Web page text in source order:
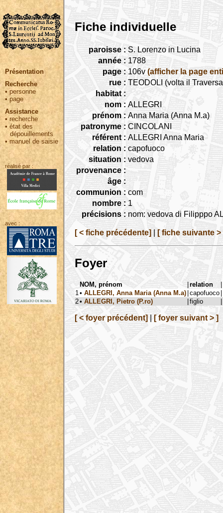
Présentation
Recherche
• personne
•page
Assistance
• recherche
•état des
dépouillements
•manuel de saisie
réalisé par :
avec :
Fiche individuelle
paroisse : S. Lorenzo in Lucina
année : 1788
page : 106v (afficher la page
rue : TEODOLI (volta il
habitat :
nom : ALLEGRI
prénom : Anna Maria (Anna M.a)
patronyme : CINCOLANI
référent : ALLEGRI Anna Maria
relation : capofuoco
situation : vedova
provenance :
âge :
communion : com
nombre : 1
précisions : nom: vedova di Filipppo
[ < fiche précédente] [ fiche suivante >
Foyer
NOM, prénom | relation
|
1 • ALLEGRI, Anna Maria (Anna M.a) |capofuoco |
2• ALLEGRI, Pietro (P.ro) |figlio |
[ < foyer précédent] [ foyer suivant > ]